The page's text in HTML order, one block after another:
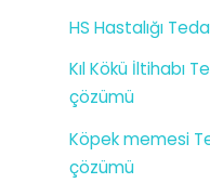
HS Hastalığı
Kıl Kökü İltihabı
çözümü
Köpek memesi
çözümü